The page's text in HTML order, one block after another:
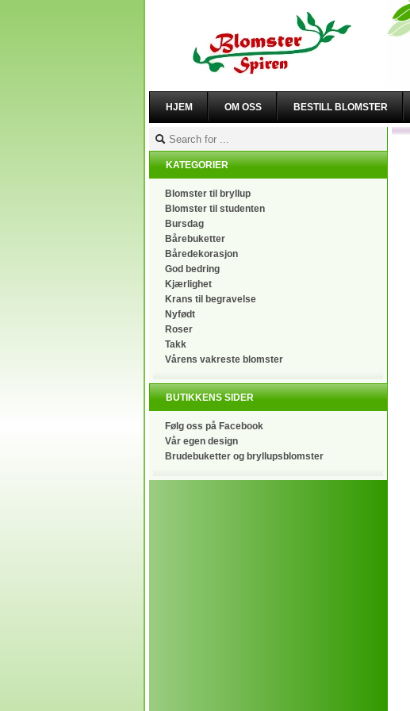
HJEM OM OSS BESTILL BLOMSTER
KATEGORIER
Blomster til bryllup
Blomster til studenten
Bursdag
Bårebuketter
Båredekorasjon
God bedring
Kjærlighet
Krans til begravelse
Nyfødt
Roser
Takk
Vårens vakreste blomster
BUTIKKENS SIDER
Følg oss på Facebook
Vår egen design
Brudebuketter og bryllupsblomster